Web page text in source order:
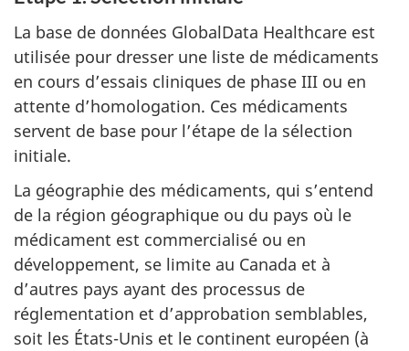
La base de données GlobalData Healthcare est
utilisée pour dresser une liste de médicaments
en cours d’essais cliniques de phase III ou en
attente d’homologation. Ces médicaments
servent de base pour l’étape de la sélection
initiale.
La géographie des médicaments, qui s’entend
de la région géographique ou du pays où le
médicament est commercialisé ou en
développement, se limite au Canada et à
d’autres pays ayant des processus de
réglementation et d’approbation semblables,
soit les États-Unis et le continent européen (à